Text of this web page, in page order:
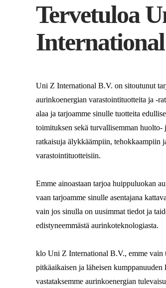
Tervetuloa
Uni Z International B.V. on sitoutunut
aurinkoenergian varastointituotteita ja -
alaa ja tarjoamme sinulle tuotteita
toimituksen sekä turvallisemman
ratkaisuja älykkäämpiin, tehokkaampiin
varastointituotteisiin.
Emme ainoastaan ​​tarjoa huippuluokan
vaan tarjoamme sinulle asentajana
vain jos sinulla on uusimmat tiedot ja
edistyneemmästä aurinkoteknologiasta.
klo Uni Z International B.V., emme vain
pitkäaikaisen ja läheisen
vastataksemme aurinkoenergian